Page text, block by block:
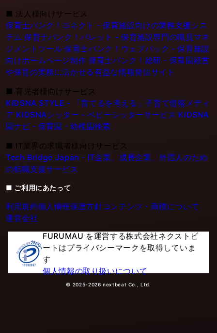
■ 法人様向けサービス
保育士バンク！コネクト - 保育施設向けの業務支援シス
テム 保育士バンク！パレット - 保育施設専門の職員マネ
ジメントツール 保育士バンク！ウェブパック - 保育施設
向けホームページ制作 保育士バンク！総研 - 保育園経営
や保育の実務に活かせる有益な情報発信サイト
■ 育児者様向けサービス
KIDSNA STYLE - 「育てるを考える」子育て情報メディ
ア KIDSNAシッター - ベビーシッターサービス KIDSNA
園ナビ - 保育園・幼稚園検索
■ IT業界の求職者様向けサービス
Tech Bridge Japan - IT企業、成長企業、外国人のため
の転職支援サービス
■ ご利用にあたって
利用規約個人情報保護方針コンテンツ・商標について
運営会社
FURUMAU を運営する株式会社ネクストビ
ートはプライバシーマークを取得していま
す
個人情報の取り扱いについて
© 2025-2026 nextbeat Co., Ltd.